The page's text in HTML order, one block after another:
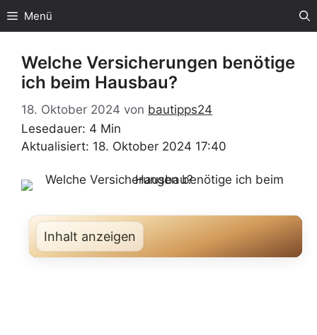
Menü
Welche Versicherungen benötige
ich beim Hausbau?
18. Oktober 2024 von bautipps24
Lesedauer: 4 Min
Aktualisiert: 18. Oktober 2024 17:40
Inhalt anzeigen